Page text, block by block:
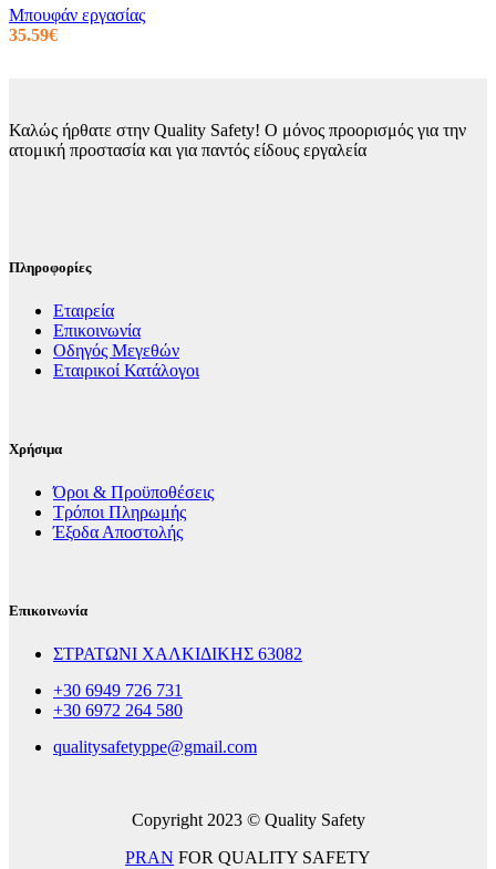
να
επιλεγούν
Μπουφάν εργασίας
35.59€
Καλώς ήρθατε στην Quality Safety! Ο μόνος προορισμός για την
ατομική προστασία και για παντός είδους εργαλεία
Πληροφορίες
Εταιρεία
Επικοινωνία
Οδηγός Μεγεθών
Εταιρικοί Κατάλογοι
Χρήσιμα
Όροι & Προϋποθέσεις
Τρόποι Πληρωμής
Έξοδα Αποστολής
Επικοινωνία
ΣΤΡΑΤΩΝΙ ΧΑΛΚΙΔΙΚΗΣ 63082
+30 6949 726 731
+30 6972 264 580
qualitysafetyppe@gmail.com
Copyright 2023 © Quality Safety
PRAN FOR QUALITY SAFETY